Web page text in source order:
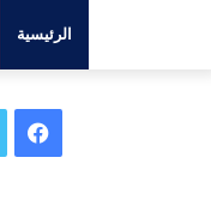
الرئيسية